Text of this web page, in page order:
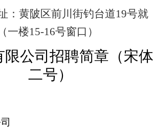
陂区前川街钓台道19号就
一楼15-16号窗口）
公司招聘简章（宋体
二号）